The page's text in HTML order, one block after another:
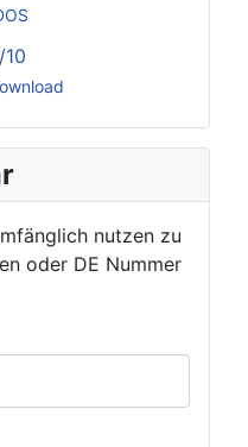
nutzen zu
oder DE Nummer